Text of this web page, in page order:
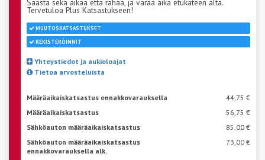
Säästä sekä aikaa että rahaa, ja varaa aika etukäteen alta.
Tervetuloa Plus Katsastukseen!
MUUTOSKATSASTUKSET
REKISTERÖINNIT
Yhteystiedot ja aukioloajat
Tietoa arvosteluista
Määräaikaiskatsastus ennakkovarauksella
44,75 €
Määräaikaiskatsastus
56,75 €
Sähköauton määräaikaiskatsastus
85,00 €
Sähköauton määräaikaiskatsastus
ennakkovarauksella alk.
73,00 €